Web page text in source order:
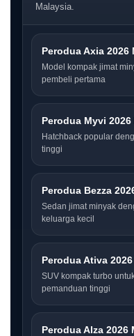
Malaysia.
Perodua Axia 2026
Model kompak jimat
pembeli pertama
Perodua Myvi
Hatchback popular
tinggi
Perodua Bezza
Sedan jimat minyak
keluarga kecil
Perodua Ativa
SUV kompak turbo
pemanduan tinggi
Perodua Alza 2026